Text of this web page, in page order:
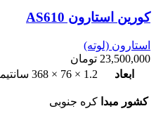
کورین استارون AS610
استارون (لوته)
23,500,000 تومان
ابعاد
1.2 × 76 × 368 سانتیمتر
کشور مبدا کره جنوبی